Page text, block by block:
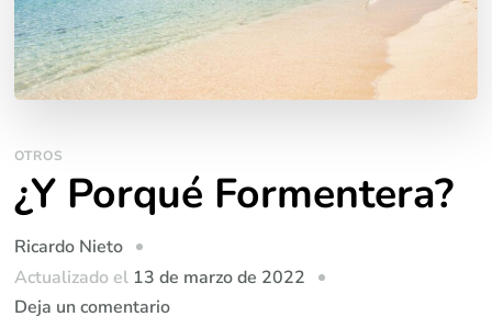
OTROS
¿Y Porqué Formentera?
Ricardo Nieto
Actualizado el 13 de marzo de 2022
Deja un comentarioen